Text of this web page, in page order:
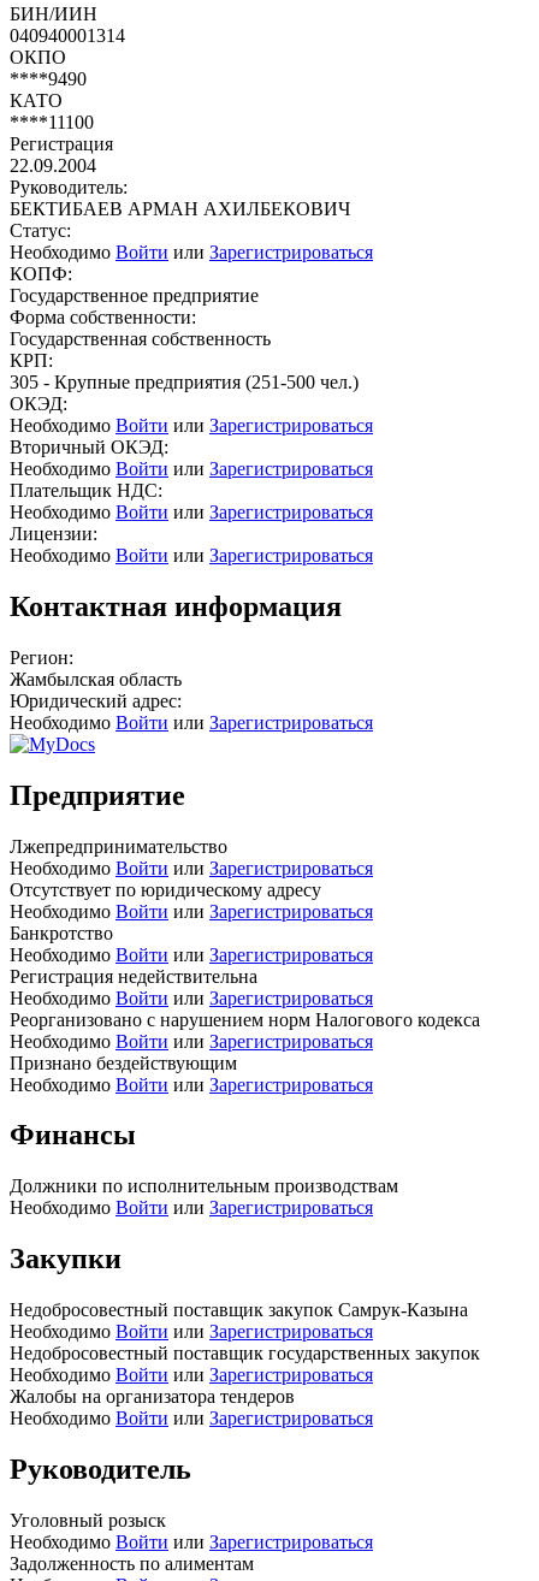
БИН/ИИН
040940001314
ОКПО
****9490
КАТО
****11100
Регистрация
22.09.2004
Руководитель:
БЕКТИБАЕВ АРМАН АХИЛБЕКОВИЧ
Статус:
Необходимо Войти или Зарегистрироваться
КОПФ:
Государственное предприятие
Форма собственности:
Государственная собственность
КРП:
305 - Крупные предприятия (251-500 чел.)
ОКЭД:
Необходимо Войти или Зарегистрироваться
Вторичный ОКЭД:
Необходимо Войти или Зарегистрироваться
Плательщик НДС:
Необходимо Войти или Зарегистрироваться
Лицензии:
Необходимо Войти или Зарегистрироваться
Контактная информация
Регион:
Жамбылская область
Юридический адрес:
Необходимо Войти или Зарегистрироваться
Предприятие
Лжепредпринимательство
Необходимо Войти или Зарегистрироваться
Отсутствует по юридическому адресу
Необходимо Войти или Зарегистрироваться
Банкротство
Необходимо Войти или Зарегистрироваться
Регистрация недействительна
Необходимо Войти или Зарегистрироваться
Реорганизовано с нарушением норм Налогового кодекса
Необходимо Войти или Зарегистрироваться
Признано бездействующим
Необходимо Войти или Зарегистрироваться
Финансы
Должники по исполнительным производствам
Необходимо Войти или Зарегистрироваться
Закупки
Недобросовестный поставщик закупок Самрук-Казына
Необходимо Войти или Зарегистрироваться
Недобросовестный поставщик государственных закупок
Необходимо Войти или Зарегистрироваться
Жалобы на организатора тендеров
Необходимо Войти или Зарегистрироваться
Руководитель
Уголовный розыск
Необходимо Войти или Зарегистрироваться
Задолженность по алиментам